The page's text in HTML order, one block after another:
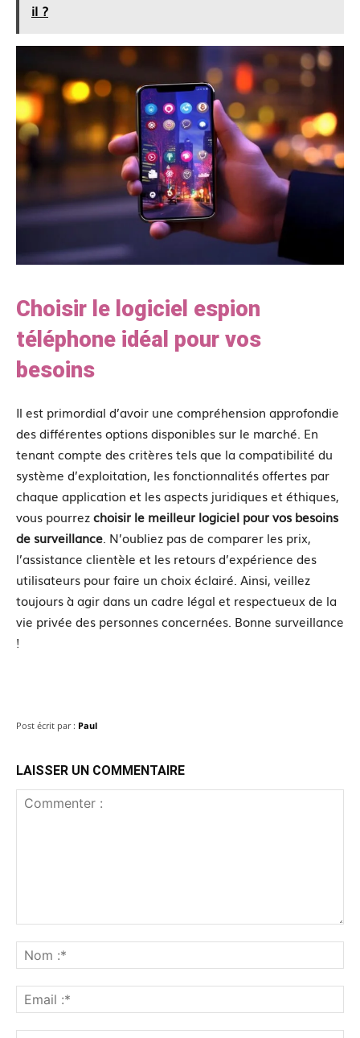
il ?
Choisir le logiciel espion
téléphone idéal pour vos
besoins
Il est primordial d’avoir une compréhension approfondie
des différentes options disponibles sur le marché. En
tenant compte des critères tels que la compatibilité du
système d’exploitation, les fonctionnalités offertes par
chaque application et les aspects juridiques et éthiques,
vous pourrezchoisir le meilleur logiciel pour vos besoins
de surveillance. N’oubliez pas de comparer les prix,
l’assistance clientèle et les retours d’expérience des
utilisateurs pour faire un choix éclairé. Ainsi, veillez
toujours à agir dans un cadre légal et respectueux de la
vie privée des personnes concernées. Bonne surveillance
!
Post écrit par : Paul
LAISSER UN COMMENTAIRE
:*
:*